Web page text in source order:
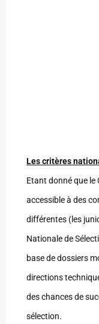
Les critères
Etant donné que le
accessible à des
différentes (les
Nationale de
base de dossiers
directions
des chances de
sélection.